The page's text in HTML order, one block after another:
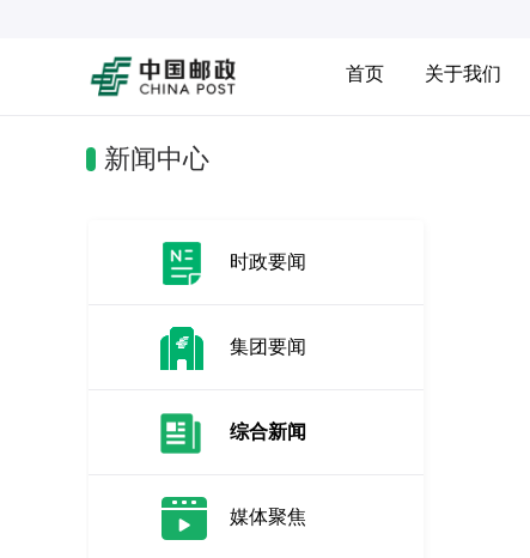
首页 关于我们
新闻中心
时政要闻
集团要闻
综合新闻
媒体聚焦